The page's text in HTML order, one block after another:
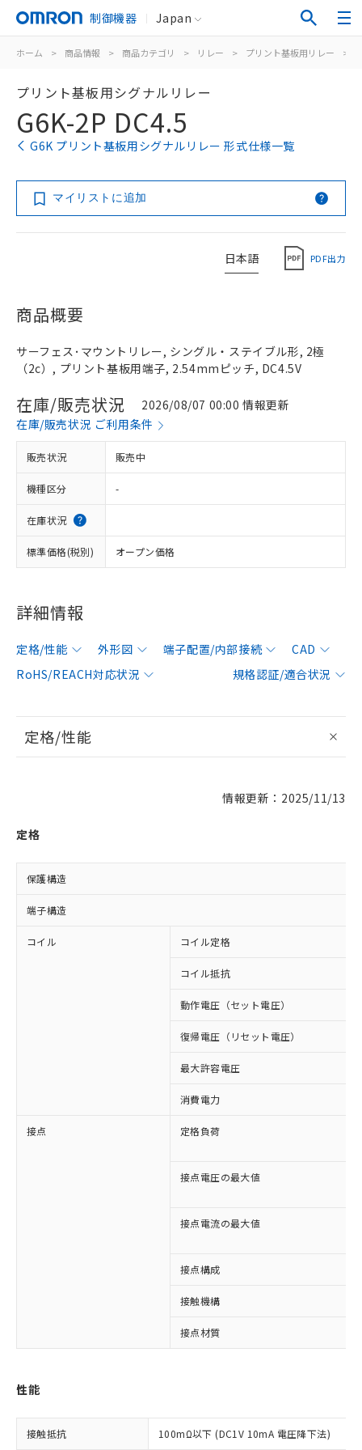
制御機器 Japan
ホーム > 商品情報 > 商品カテゴリ > リレー > プリント基板用リレー >
プリント基板用シグナルリレー
G6K-2P DC4.5
G6K プリント基板用シグナルリレー 形式仕様一覧
マイリストに追加
日本語 PDF出力
商品概要
サーフェス･マウントリレー, シングル・ステイブル形, 2極
（2c）, プリント基板用端子, 2.54mmピッチ, DC4.5V
在庫/販売状況
2026/08/07 00:00 情報更新
在庫/販売状況 ご利用条件
販売状況 販売中
機種区分 -
在庫状況
標準価格(税別) オープン価格
詳細情報
定格/性能 外形図 端子配置/内部接続
CAD
RoHS/REACH対応状況
規格認証/適合状況
定格/性能
情報更新：2025/11/13
定格
保護構造
端子構造
コイル コイル定格
コイル抵抗
動作電圧（セット電圧）
復帰電圧（リセット電圧）
最大許容電圧
消費電力
接点 定格負荷
接点電圧の最大値
接点電流の最大値
接点構成
接触機構
接点材質
性能
接触抵抗 100mΩ以下 (DC1V 10mA 電圧降下法)
す。
対応予定：EU RoHS指令（10物質）の非含